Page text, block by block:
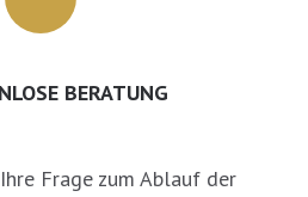
BERATUNG
Frage zum Ablauf der